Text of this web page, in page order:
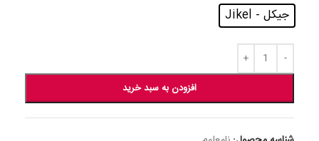
جیکل - Jikel
افزودن به سبد خرید